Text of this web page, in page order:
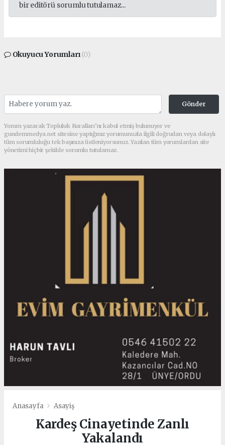
bir editörü sorumlu tutulamaz...
Okuyucu Yorumları(0)
Gönder
Yorum yazarak Topluluk Kuralları’nı kabul etmiş bulunuyor ve
gundemmedya.net sitesine yaptığınız yorumunuzla ilgili doğrudan veya dolaylı
tüm sorumluluğu tek başınıza üstleniyorsunuz. Yazılan tüm yorumlardan site
yönetimi hiçbir şekilde sorumlu tutulamaz.
Anasayfa Asayiş
Kardeş Cinayetinde Zanlı
Yakalandı